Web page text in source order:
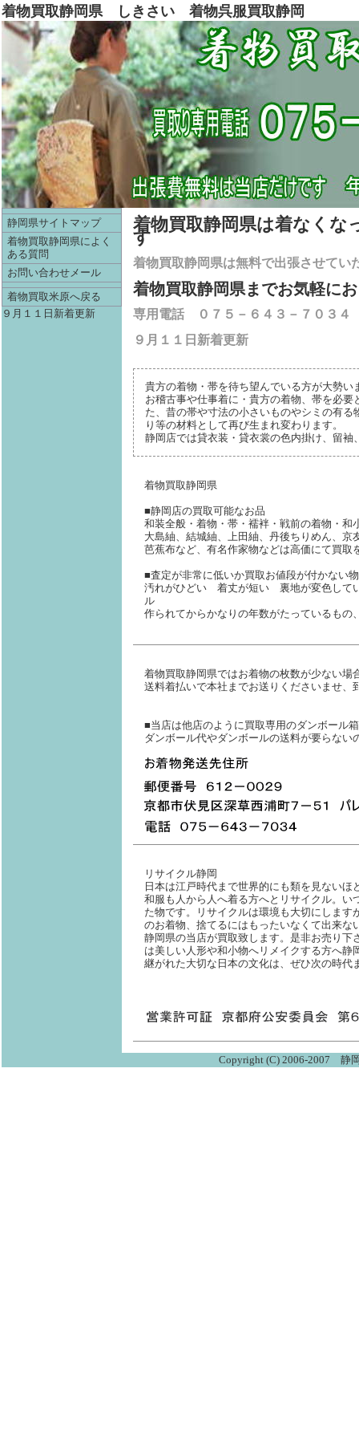
着物買取静岡県 しきさい 着物呉服買取静岡
静岡県サイトマップ
着物買取静岡県によく
ある質問
お問い合わせメール
着物買取米原へ戻る
９月１１日新着更新
着物買取静岡県は着なくな
す
着物買取静岡県は無料で出張させてい
着物買取静岡県までお気軽に
専用電話 ０７５－６４３－７０３
９月１１日新着更新
貴方の着物・帯を待ち望んでいる方が大勢
お稽古事や仕事着に・貴方の着物、帯を必
た、昔の帯や寸法の小さいものやシミの有
り等の材料として再び生まれ変わります。
静岡店では貸衣装・貸衣裳の色内掛け、留
着物買取静岡県
■静岡店の買取可能なお品
和装全般・着物・帯・襦袢・戦前の着物・和
大島紬、結城紬、上田紬、丹後ちりめん、
芭蕉布など、有名作家物などは高価にて買取
■査定が非常に低いか買取お値段が付かない物
汚れがひどい 着丈が短い 裏地が変色し
ル
作られてからかなりの年数がたっているもの
着物買取静岡県ではお着物の枚数が少ない場
送料着払いで本社までお送りくださいませ、
■当店は他店のように買取専用のダンボール
ダンボール代やダンボールの送料が要らな
リサイクル静岡
日本は江戸時代まで世界的にも類を見ない
和服も人から人へ着る方へとリサイクル。
た物です。リサイクルは環境も大切にしま
のお着物、捨てるにはもったいなくて出来
静岡県の当店が買取致します。是非お売り
は美しい人形や和小物へリメイクする方へ
継がれた大切な日本の文化は、ぜひ次の時代
Copyright (C) 2006-2007 静